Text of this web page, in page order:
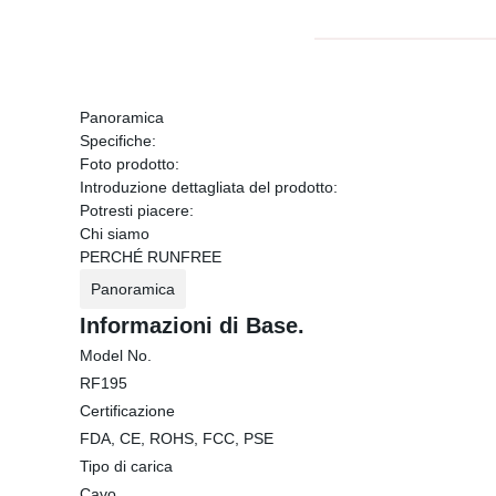
Panoramica
Specifiche:
Foto prodotto:
Introduzione dettagliata del prodotto:
Potresti piacere:
Chi siamo
PERCHÉ RUNFREE
Panoramica
Informazioni di Base.
Model No.
RF195
Certificazione
FDA, CE, ROHS, FCC, PSE
Tipo di carica